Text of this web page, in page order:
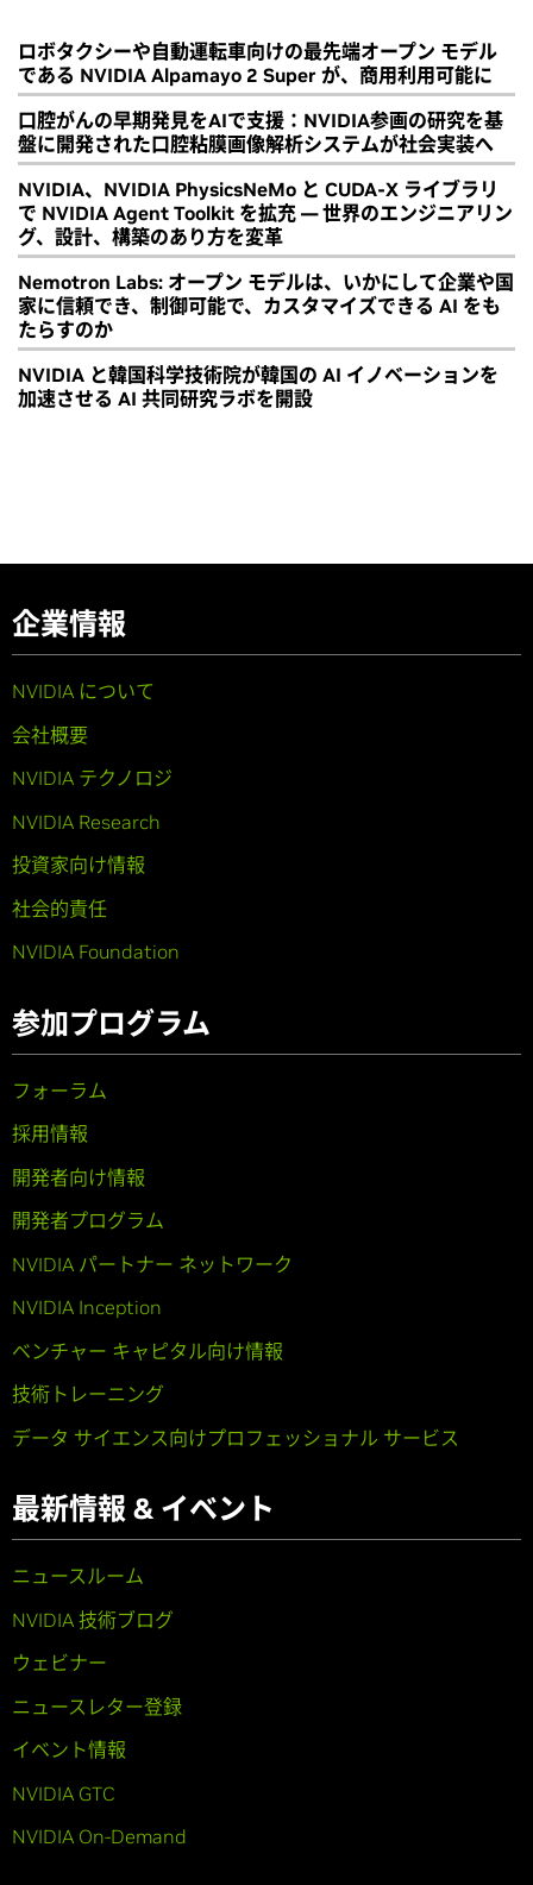
ロボタクシーや自動運転車向けの最先端オープン モデル
である NVIDIA Alpamayo 2 Super が、商用利用可能に
口腔がんの早期発見をAIで支援：NVIDIA参画の研究を基
盤に開発された口腔粘膜画像解析システムが社会実装へ
NVIDIA、NVIDIA PhysicsNeMo と CUDA-X ライブラリ
で NVIDIA Agent Toolkit を拡充 ― 世界のエンジニアリン
グ、設計、構築のあり方を変革
Nemotron Labs: オープン モデルは、いかにして企業や国
家に信頼でき、制御可能で、カスタマイズできる AI をも
たらすのか
NVIDIA と韓国科学技術院が韓国の AI イノベーションを
加速させる AI 共同研究ラボを開設
企業情報
NVIDIA について
会社概要
NVIDIA テクノロジ
NVIDIA Research
投資家向け情報
社会的責任
NVIDIA Foundation
参加プログラム
フォーラム
採用情報
開発者向け情報
開発者プログラム
NVIDIA パートナー ネットワーク
NVIDIA Inception
ベンチャー キャピタル向け情報
技術トレーニング
データ サイエンス向けプロフェッショナル サービス
最新情報 & イベント
ニュースルーム
NVIDIA 技術ブログ
ウェビナー
ニュースレター登録
イベント情報
NVIDIA GTC
NVIDIA On-Demand